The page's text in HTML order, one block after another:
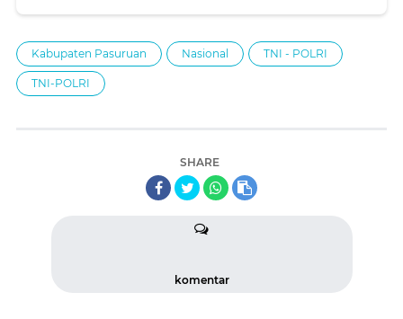
Kabupaten Pasuruan Nasional TNI - POLRI
TNI-POLRI
SHARE
komentar